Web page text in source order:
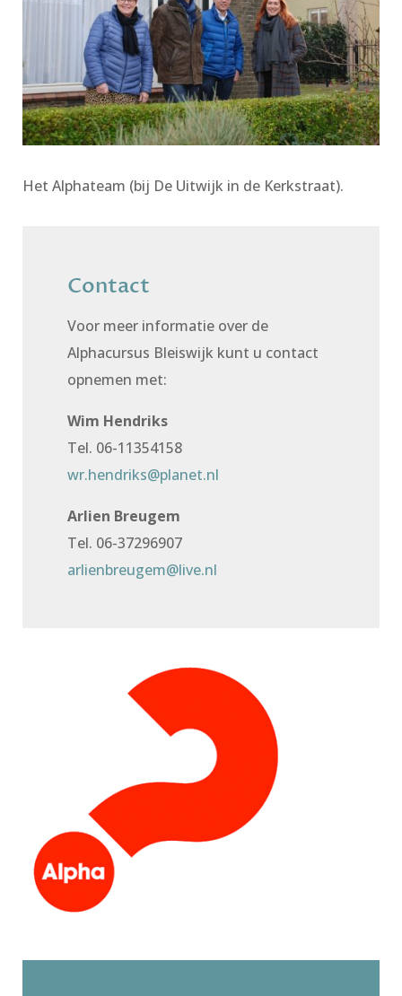
Het Alphateam (bij De Uitwijk in de Kerkstraat).
Contact
Voor meer informatie over de
Alphacursus Bleiswijk kunt u contact
opnemen met:
Wim Hendriks
Tel. 06-11354158
wr.hendriks@planet.nl
Arlien Breugem
Tel. 06-37296907
arlienbreugem@live.nl